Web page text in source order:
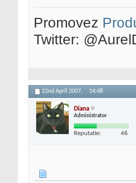
Promovez
Twitter:
22nd April 2007, 14:48
Diana
Administrator
Reputatie: 46